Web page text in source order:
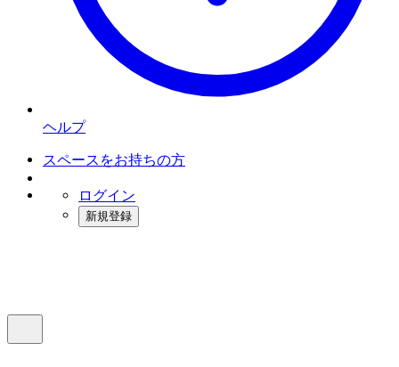
ヘルプ
スペースをお持ちの方
ログイン
新規登録